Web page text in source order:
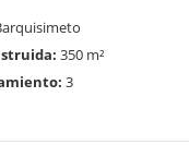
350 m²
3